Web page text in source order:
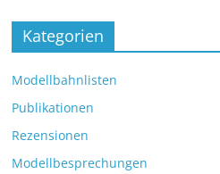
Kategorien
Modellbahnlisten
Publikationen
Rezensionen
Modellbesprechungen